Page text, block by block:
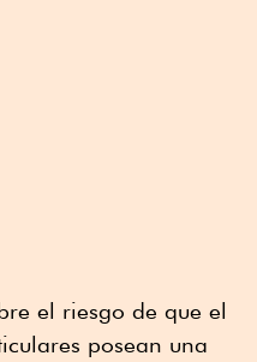
el riesgo de que el
posean una